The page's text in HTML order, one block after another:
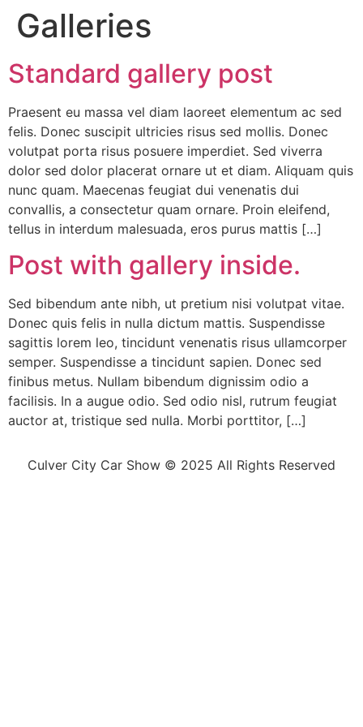
Galleries
Standard gallery post
Praesent eu massa vel diam laoreet elementum ac sed
felis. Donec suscipit ultricies risus sed mollis. Donec
volutpat porta risus posuere imperdiet. Sed viverra
dolor sed dolor placerat ornare ut et diam. Aliquam quis
nunc quam. Maecenas feugiat dui venenatis dui
convallis, a consectetur quam ornare. Proin eleifend,
tellus in interdum malesuada, eros purus mattis […]
Post with gallery inside.
Sed bibendum ante nibh, ut pretium nisi volutpat vitae.
Donec quis felis in nulla dictum mattis. Suspendisse
sagittis lorem leo, tincidunt venenatis risus ullamcorper
semper. Suspendisse a tincidunt sapien. Donec sed
finibus metus. Nullam bibendum dignissim odio a
facilisis. In a augue odio. Sed odio nisl, rutrum feugiat
auctor at, tristique sed nulla. Morbi porttitor, […]
Culver City Car Show © 2025 All Rights Reserved